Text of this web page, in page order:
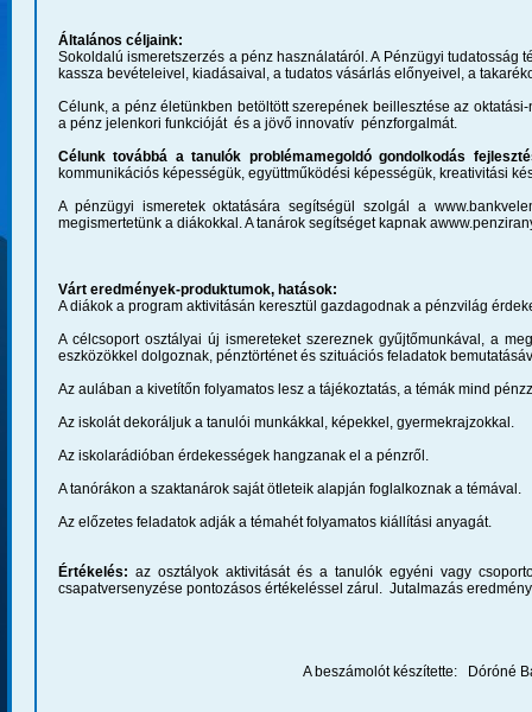
Általános céljaink:
Sokoldalú ismeretszerzés a pénz használatáról. A Pénzügyi
kassza bevételeivel, kiadásaival, a tudatos vásárlás előnyeivel, a
Célunk, a pénz életünkben betöltött szerepének beillesztése az
a pénz jelenkori funkcióját és a jövő innovatív pénzforgalmát.
Célunk továbbá a tanulók problémamegoldó gondolkodás
kommunikációs képességük, együttműködési képességük, kreativitási
A pénzügyi ismeretek oktatására segítségül szolgál a
megismertetünk a diákokkal. A tanárok segítséget kapnak
Várt eredmények-produktumok, hatások:
A diákok a program aktivitásán keresztül gazdagodnak a pénzvilág
A célcsoport osztályai új ismereteket szereznek gyűjtőmunkával, a
eszközökkel dolgoznak, pénztörténet és szituációs feladatok
Az aulában a kivetítőn folyamatos lesz a tájékoztatás, a témák mind
Az iskolát dekoráljuk a tanulói munkákkal, képekkel, gyermekrajzokkal.
Az iskolarádióban érdekességek hangzanak el a pénzről.
A tanórákon a szaktanárok saját ötleteik alapján foglalkoznak a témával.
Az előzetes feladatok adják a témahét folyamatos kiállítási anyagát.
Értékelés: az osztályok aktivitását és a tanulók egyéni vagy
csapatversenyzése pontozásos értékeléssel zárul. Jutalmazás
A beszámolót készítette: Dóróné Balázs